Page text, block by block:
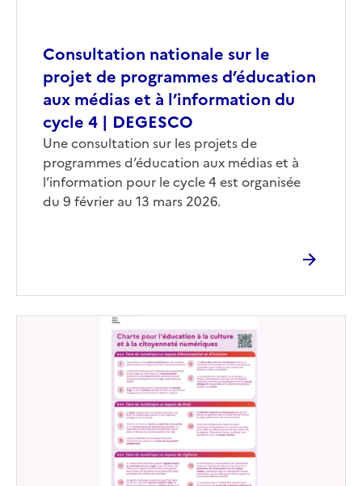
Consultation nationale sur le
projet de programmes d’éducation
aux médias et à l’information du
cycle 4 | DEGESCO
Corps
Une consultation sur les projets de
programmes d’éducation aux médias et à
l’information pour le cycle 4 est organisée
du 9 février au 13 mars 2026.